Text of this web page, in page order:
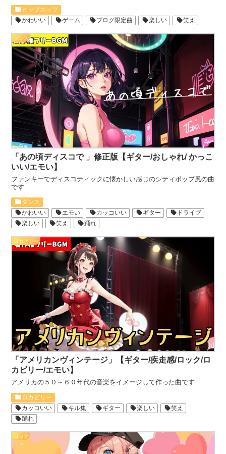
ヒップホップ
かわいい
ゲーム ブログ限定曲 楽しい 笑え
ダンス
「あの頃ディスコで 」修正版【ギター/おしゃれ/ かっこ
いい/エモい】
ファンキーでディスコティックに懐かしい感じのシティポップ風の曲
です
ダンス
かわいい
エモい カッコいい ギター
ドライブ
楽しい
笑え 踊れ
ロカビリー
「アメリカンヴィンテージ」【ギター/疾走感/ロック/ロ
カビリー/エモい】
アメリカの５０～６０年代の音楽をイメージして作った曲です
ロカビリー
カッコいい
キル集 ギター 楽しい
笑え
踊れ
ロック